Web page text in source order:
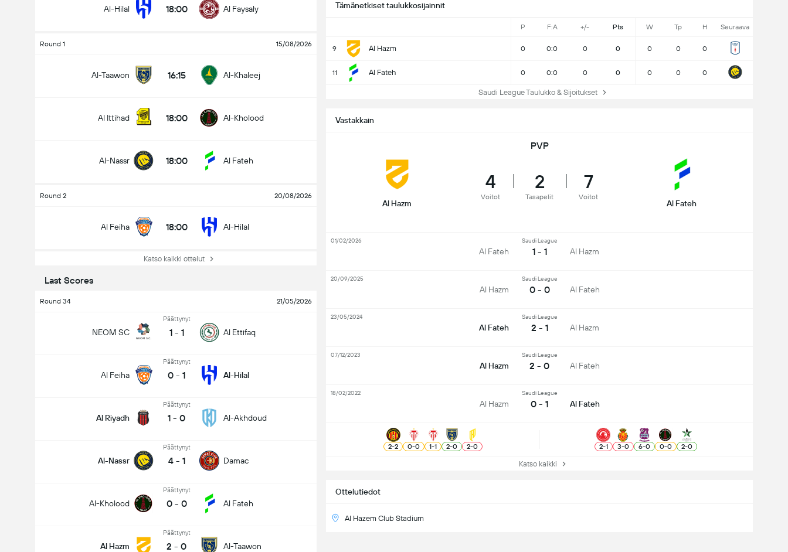
Al-Hilal 18:00 Al Faysaly
Round 1 15/08/2026
Al-Taawon 16:15 Al-Khaleej
Al Ittihad 18:00 Al-Kholood
Al-Nassr 18:00 Al Fateh
Round 2 20/08/2026
Al Feiha 18:00 Al-Hilal
Katso kaikki ottelut
Last Scores
Round 34 21/05/2026
NEOM SC
Päättynyt
1 - 1 Al Ettifaq
Al Feiha
Päättynyt
0 - 1 Al-Hilal
Al Riyadh
Päättynyt
1 - 0 Al-Akhdoud
Al-Nassr
Päättynyt
4 - 1 Damac
Al-Kholood
Päättynyt
0 - 0 Al Fateh
Al Hazm
Päättynyt
2 - 0 Al-Taawon
Tämänetkiset taulukkosijainnit
P F:A +/- Pts W Tp H Seuraava
9 Al Hazm 0 0:0 0 0 0 0 0
11 Al Fateh 0 0:0 0 0 0 0 0
Saudi League Taulukko & Sijoitukset
Ottelutiedot
Al Hazem Club Stadium
Vastakkain
PVP
Al Hazm
4
Voitot
2
Tasapelit
7
Voitot
Al Fateh
Al Fateh
Saudi League
1 - 1 Al Hazm
01/02/2026
Al Hazm
Saudi League
0 - 0 Al Fateh
20/09/2025
Al Fateh
Saudi League
2 - 1 Al Hazm
23/05/2024
Al Hazm
Saudi League
2 - 0 Al Fateh
07/12/2023
Al Hazm
Saudi League
0 - 1 Al Fateh
18/02/2022
2-2 0-0 1-1 2-0 2-0 2-1 3-0 6-0 0-0 2-0
Katso kaikki